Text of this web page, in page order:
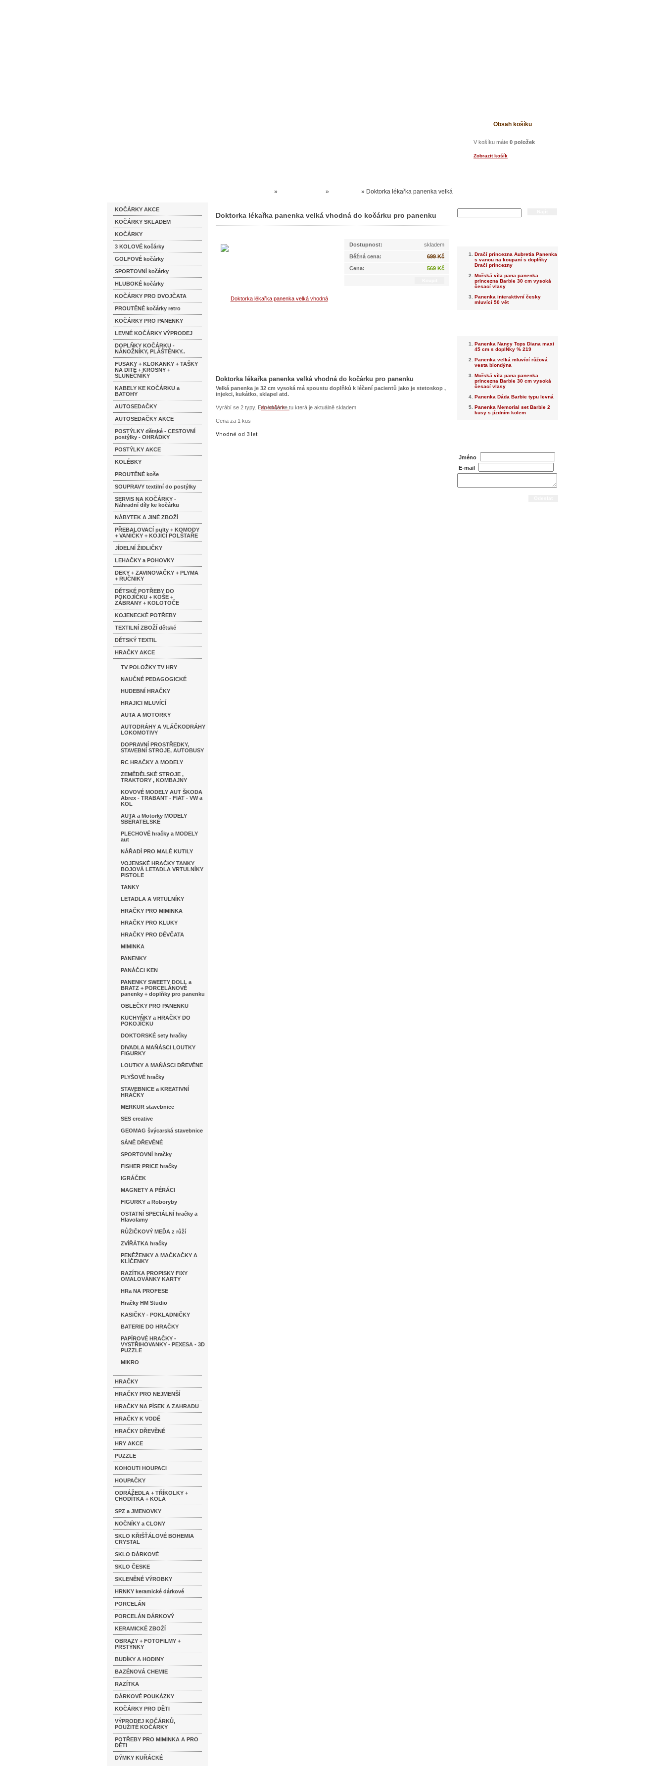
Obsah košíku
V košíku máte 0 položek
Zobrazit košík
KOČÁRKY AKCE
KOČÁRKY SKLADEM
KOČÁRKY
3 KOLOVÉ kočárky
GOLFOVÉ kočárky
SPORTOVNÍ kočárky
HLUBOKÉ kočárky
KOČÁRKY PRO DVOJČATA
PROUTĚNÉ kočárky retro
KOČÁRKY PRO PANENKY
LEVNÉ KOČÁRKY VÝPRODEJ
DOPLŇKY KOČÁRKU -
NÁNOŽNÍKY, PLÁŠTĚNKY..
FUSAKY + KLOKANKY + TAŠKY
NA DITĚ + KROSNY +
SLUNEČNÍKY
KABELY KE KOČÁRKU a
BATOHY
AUTOSEDAČKY
AUTOSEDAČKY AKCE
POSTÝLKY dětské - CESTOVNÍ
postýlky - OHRÁDKY
POSTÝLKY AKCE
KOLÉBKY
PROUTĚNÉ koše
SOUPRAVY textilní do postýlky
SERVIS NA KOČÁRKY -
Náhradní díly ke kočárku
NÁBYTEK A JINÉ ZBOŽÍ
PŘEBALOVACÍ pulty + KOMODY
+ VANIČKY + KOJÍCÍ POLŠTAŘE
JÍDELNÍ ŽIDLIČKY
LEHAČKY a POHOVKY
DEKY + ZAVINOVAČKY + PLYMA
+ RUČNIKY
DĚTSKÉ POTŘEBY DO
POKOJÍČKU + KOŠE +
ZÁBRANY + KOLOTOČE
KOJENECKÉ POTŘEBY
TEXTILNÍ ZBOŽÍ dětské
DĚTSKÝ TEXTIL
HRAČKY AKCE
TV POLOŽKY TV HRY
NAUČNÉ PEDAGOGICKÉ
HUDEBNÍ HRAČKY
HRAJICI MLUVÍCÍ
AUTA A MOTORKY
AUTODRÁHY A VLÁČKODRÁHY
LOKOMOTIVY
DOPRAVNÍ PROSTŘEDKY,
STAVEBNÍ STROJE, AUTOBUSY
RC HRAČKY A MODELY
ZEMĚDĚLSKÉ STROJE ,
TRAKTORY , KOMBAJNY
KOVOVÉ MODELY AUT ŠKODA
Abrex - TRABANT - FIAT - VW a
KOL
AUTA a Motorky MODELY
SBĚRATELSKÉ
PLECHOVÉ hračky a MODELY
aut
NÁŘADÍ PRO MALÉ KUTILY
VOJENSKÉ HRAČKY TANKY
BOJOVÁ LETADLA VRTULNÍKY
PISTOLE
TANKY
LETADLA A VRTULNÍKY
HRAČKY PRO MIMINKA
HRAČKY PRO KLUKY
HRAČKY PRO DĚVČATA
MIMINKA
PANENKY
PANÁČCI KEN
PANENKY SWEETY DOLL a
BRATZ + PORCELÁNOVÉ
panenky + doplňky pro panenku
OBLEČKY PRO PANENKU
KUCHYŇKY a HRAČKY DO
POKOJÍČKU
DOKTORSKÉ sety hračky
DIVADLA MAŇÁSCI LOUTKY
FIGURKY
LOUTKY A MAŇÁSCI DŘEVĚNE
PLYŠOVÉ hračky
STAVEBNICE a KREATIVNÍ
HRAČKY
MERKUR stavebnice
SES creative
GEOMAG švýcarská stavebnice
SÁNĚ DŘEVĚNÉ
SPORTOVNÍ hračky
FISHER PRICE hračky
IGRÁČEK
MAGNETY A PÉRÁCI
FIGURKY a Roboryby
OSTATNÍ SPECIÁLNÍ hračky a
Hlavolamy
RŮŽIČKOVÝ MEĎA z růží
ZVÍŘÁTKA hračky
PENĚŽENKY A MAČKAČKY A
KLÍČENKY
RAZÍTKA PROPISKY FIXY
OMALOVÁNKY KARTY
HRa NA PROFESE
Hračky HM Studio
KASIČKY - POKLADNIČKY
BATERIE DO HRAČKY
PAPÍROVÉ HRAČKY -
VYSTŘIHOVANKY - PEXESA - 3D
PUZZLE
MIKRO
HRAČKY
HRAČKY PRO NEJMENŠÍ
HRAČKY NA PÍSEK A ZAHRADU
HRAČKY K VODĚ
HRAČKY DŘEVĚNÉ
HRY AKCE
PUZZLE
KOHOUTI HOUPACI
HOUPAČKY
ODRÁŽEDLA + TŘÍKOLKY +
CHODÍTKA + KOLA
SPZ a JMENOVKY
NOČNÍKY a CLONY
SKLO KŘIŠŤÁLOVÉ BOHEMIA
CRYSTAL
SKLO DÁRKOVÉ
SKLO ČESKE
SKLENĚNÉ VÝROBKY
HRNKY keramické dárkové
PORCELÁN
PORCELÁN DÁRKOVÝ
KERAMICKÉ ZBOŽÍ
OBRAZY + FOTOFILMY +
PRSTÝNKY
BUDÍKY A HODINY
BAZÉNOVÁ CHEMIE
RAZÍTKA
DÁRKOVÉ POUKÁZKY
KOČÁRKY PRO DĚTI
VÝPRODEJ KOČÁRKŮ,
POUŽITÉ KOČÁRKY
POTŘEBY PRO MIMINKA A PRO
DĚTI
DÝMKY KUŘÁCKÉ
» » » Doktorka lékařka panenka velká
vhodná do kočárku pro panenku
Doktorka lékařka panenka velká vhodná do kočárku pro panenku
Dostupnost:
skladem
Běžná cena:
699 Kč
Cena:
569 Kč
Doktorka lékařka panenka velká vhodná do kočárku pro panenku
Velká panenka je 32 cm vysoká má spoustu doplňků k léčení pacientů jako je stetoskop ,
injekci, kukátko, sklapel atd.
Vyrábí se 2 typy. Expedujeme tu která je aktuálně skladem
Cena za 1 kus
Vhodné od 3 let.
Dračí princezna Aubretia Panenka
s vanou na koupaní s doplňky
Dračí princezny
Mořská víla pana panenka
princezna Barbie 30 cm vysoká
česací vlasy
Panenka interaktivní česky
mluvící 50 vět
Panenka Nancy Tops Diana maxi
45 cm s doplŇky % 219
Panenka velká mluvící růžová
vesta blondýna
Mořská víla pana panenka
princezna Barbie 30 cm vysoká
česací vlasy
Panenka Dáda Barbie typu levná
Panenka Memorial set Barbie 2
kusy s jízdním kolem
Jméno
E-mail